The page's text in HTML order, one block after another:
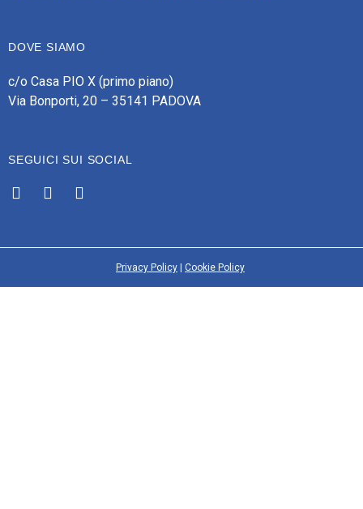
DOVE SIAMO
c/o Casa PIO X (primo piano)
Via Bonporti, 20 – 35141 PADOVA
SEGUICI SUI SOCIAL
Privacy Policy | Cookie Policy